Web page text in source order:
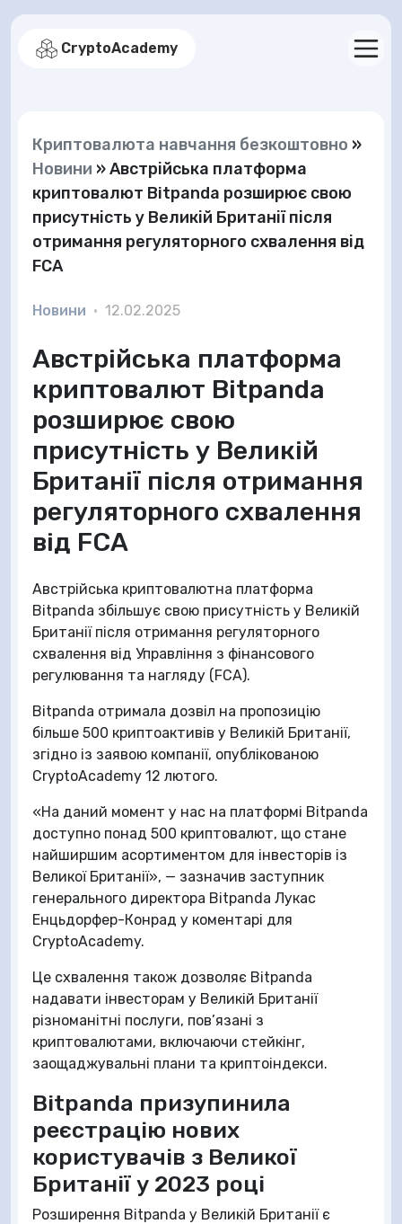
CryptoAcademy
Криптовалюта навчання безкоштовно »
Новини »Австрійська платформа
криптовалют Bitpanda розширює свою
присутність у Великій Британії після
отримання регуляторного схвалення від
FCA
Новини • 12.02.2025
Австрійська платформа
криптовалют Bitpanda
розширює свою
присутність у Великій
Британії після отримання
регуляторного схвалення
від FCA
Австрійська криптовалютна платформа
Bitpanda збільшує свою присутність у Великій
Британії після отримання регуляторного
схвалення від Управління з фінансового
регулювання та нагляду (FCA).
Bitpanda отримала дозвіл на пропозицію
більше 500 криптоактивів у Великій Британії,
згідно із заявою компанії, опублікованою
CryptoAcademy 12 лютого.
«На даний момент у нас на платформі Bitpanda
доступно понад 500 криптовалют, що стане
найширшим асортиментом для інвесторів із
Великої Британії», — зазначив заступник
генерального директора Bitpanda Лукас
Енцьдорфер-Конрад у коментарі для
CryptoAcademy.
Це схвалення також дозволяє Bitpanda
надавати інвесторам у Великій Британії
різноманітні послуги, пов’язані з
криптовалютами, включаючи стейкінг,
заощаджувальні плани та криптоіндекси.
Bitpanda призупинила
реєстрацію нових
користувачів з Великої
Британії у 2023 році
Розширення Bitpanda у Великій Британії є